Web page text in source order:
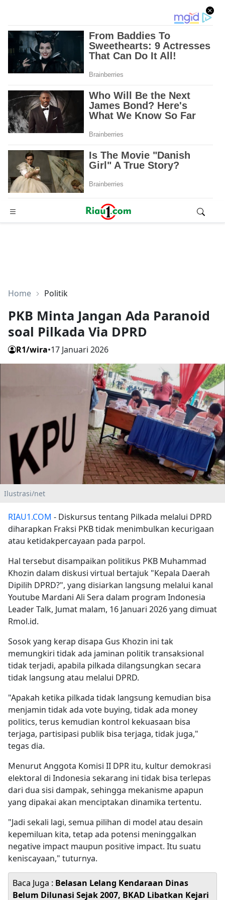
Advertisement
Home Politik
PKB Minta Jangan Ada Paranoid
soal Pilkada Via DPRD
R1/wira•17 Januari 2026
Ilustrasi/net
RIAU1.COM - Diskursus tentang Pilkada melalui DPRD
diharapkan Fraksi PKB tidak menimbulkan kecurigaan
atau ketidakpercayaan pada parpol.
Hal tersebut disampaikan politikus PKB Muhammad
Khozin dalam diskusi virtual bertajuk "Kepala Daerah
Dipilih DPRD?", yang disiarkan langsung melalui kanal
Youtube Mardani Ali Sera dalam program Indonesia
Leader Talk, Jumat malam, 16 Januari 2026 yang dimuat
Rmol.id.
Sosok yang kerap disapa Gus Khozin ini tak
memungkiri tidak ada jaminan politik transaksional
tidak terjadi, apabila pilkada dilangsungkan secara
tidak langsung atau melalui DPRD.
"Apakah ketika pilkada tidak langsung kemudian bisa
menjamin tidak ada vote buying, tidak ada money
politics, terus kemudian kontrol kekuasaan bisa
terjaga, partisipasi publik bisa terjaga, tidak juga,"
tegas dia.
Menurut Anggota Komisi II DPR itu, kultur demokrasi
elektoral di Indonesia sekarang ini tidak bisa terlepas
dari dua sisi dampak, sehingga mekanisme apapun
yang dipakai akan menciptakan dinamika tertentu.
"Jadi sekali lagi, semua pilihan di model atau desain
kepemiluan kita, tetap ada potensi meninggalkan
negative impact maupun positive impact. Itu suatu
keniscayaan," tuturnya.
Baca Juga : Belasan Lelang Kendaraan Dinas
Belum Dilunasi Sejak 2007, BKAD Libatkan Kejari